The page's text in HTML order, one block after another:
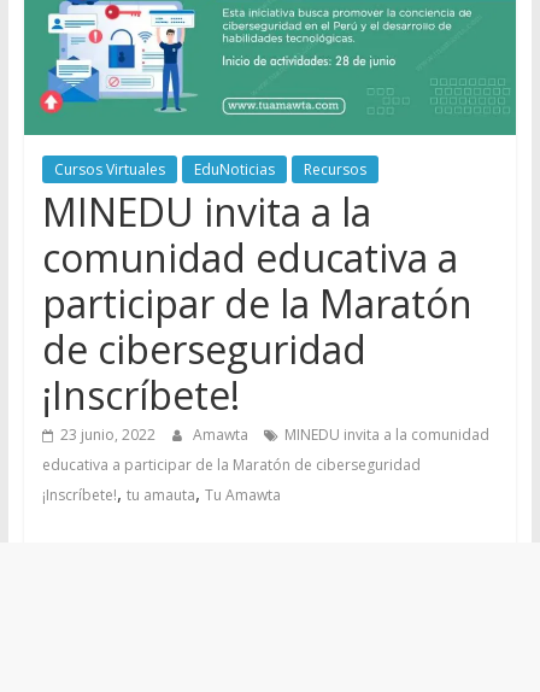
Cursos Virtuales EduNoticias Recursos
MINEDU invita a la
comunidad educativa a
participar de la Maratón
de ciberseguridad
¡Inscríbete!
23 junio, 2022 Amawta
MINEDU invita a la comunidad
educativa a participar de la Maratón de ciberseguridad
¡Inscríbete!, tu amauta, Tu Amawta